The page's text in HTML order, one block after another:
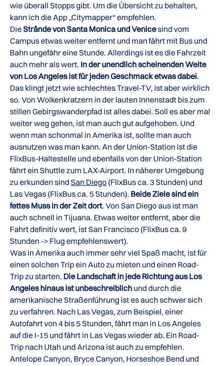
wie überall Stopps gibt. Um die Übersicht zu behalten,
kann ich die App „Citymapper“ empfehlen.
DieStrände von Santa Monica und Venicesind vom
Campus etwas weiter entfernt und man fährt mit Bus und
Bahn ungefähr eine Stunde. Allerdings ist es die Fahrzeit
auch mehr als wert. In der unendlich scheinenden Weite
von Los Angeles ist für jeden Geschmack etwas dabei.
Das klingt jetzt wie schlechtes Travel-TV, ist aber wirklich
so. Von Wolkenkratzern in der lauten Innenstadt bis zum
stillen Gebirgswanderpfad ist alles dabei. Soll es aber mal
weiter weg gehen, ist man auch gut aufgehoben. Und
wenn man schonmal in Amerika ist, sollte man auch
ausnutzen was man kann. An der Union-Station ist die
FlixBus-Haltestelle und ebenfalls von der Union-Station
fährt ein Shuttle zum LAX-Airport. In näherer Umgebung
zu erkunden sind San Diego (FlixBus ca. 3 Stunden) und
Las Vegas (FlixBus ca. 5 Stunden). Beide Ziele sind ein
fettes Muss in der Zeit dort. Von San Diego aus ist man
auch schnell in Tijuana. Etwas weiter entfernt, aber die
Fahrt definitiv wert, ist San Francisco (FlixBus ca. 9
Stunden -> Flug empfehlenswert).
Was in Amerika auch immer sehr viel Spaß macht, ist für
einen solchen Trip ein Auto zu mieten und einen Road-
Trip zu starten. Die Landschaft in jede Richtung aus Los
Angeles hinaus ist unbeschreiblich und durch die
amerikanische Straßenführung ist es auch schwer sich
zu verfahren. Nach Las Vegas, zum Beispiel, einer
Autofahrt von 4 bis 5 Stunden, fährt man in Los Angeles
auf die I-15 und fährt in Las Vegas wieder ab. Ein Road-
Trip nach Utah und Arizona ist auch zu empfehlen.
Antelope Canyon, Bryce Canyon, Horseshoe Bend und